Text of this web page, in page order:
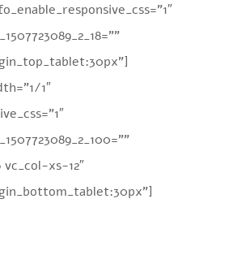
1″
xs-12″